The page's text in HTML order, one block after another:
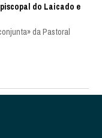
do Laicado e
da Pastoral